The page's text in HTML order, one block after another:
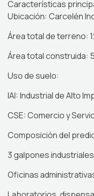
Características
Ubicación: Carcelén
Área total de terreno:
Área total construida:
Uso de suelo:
IAI: Industrial de Alto
CSE: Comercio y
Composición del
3 galpones industriales
Oficinas